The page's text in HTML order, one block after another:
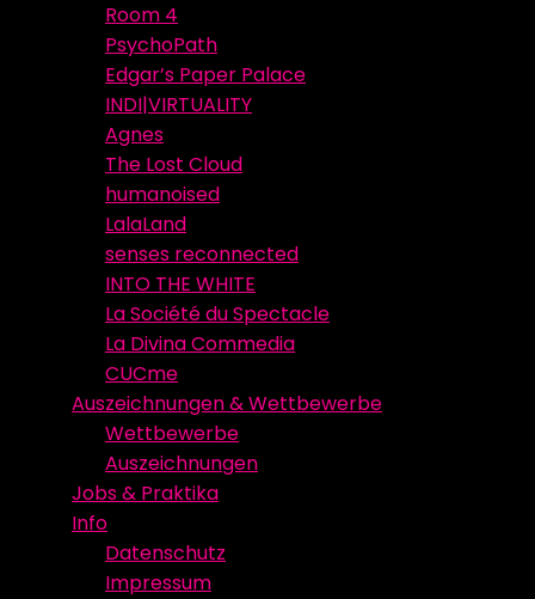
Room 4
PsychoPath
Edgar’s Paper Palace
INDI|VIRTUALITY
Agnes
The Lost Cloud
humanoised
LalaLand
senses reconnected
INTO THE WHITE
La Société du Spectacle
La Divina Commedia
CUCme
Auszeichnungen & Wettbewerbe
Wettbewerbe
Auszeichnungen
Jobs & Praktika
Info
Datenschutz
Impressum